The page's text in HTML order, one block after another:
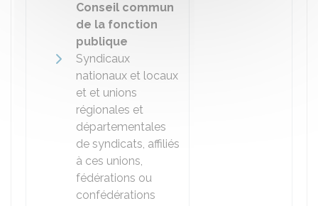
Conseil commun
de la fonction
publique
Syndicaux
nationaux et locaux
et et unions
régionales et
départementales
de syndicats, affiliés
à ces unions,
fédérations ou
confédérations